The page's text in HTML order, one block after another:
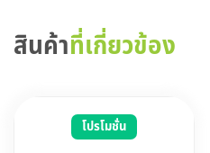
สินค้าที่เกี่ยวข้อง
โปรโมชั่น